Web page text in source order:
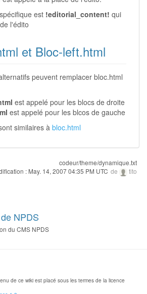
est !editorial_content! qui
l'édito
et Bloc-left.html
peuvent remplacer bloc.html
est appelé pour les blocs de droite
est appelé pour les blcos de gauche
similaires à bloc.html
codeur/theme/dynamique.txt
: May. 14, 2007 04:35 PM UTC de tito
NPDS
du CMS NPDS
de ce wiki est placé sous les termes de la licence